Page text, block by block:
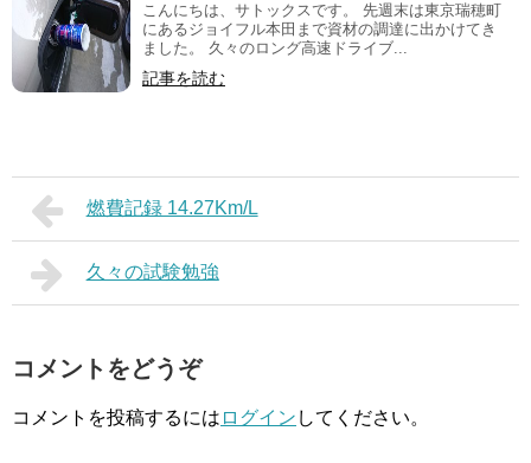
こんにちは、サトックスです。 先週末は東京瑞穂町
にあるジョイフル本田まで資材の調達に出かけてき
ました。 久々のロング高速ドライブ...
記事を読む
燃費記録 14.27Km/L
久々の試験勉強
コメントをどうぞ
コメントを投稿するには ログイン してください。